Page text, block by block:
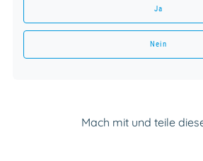
Ja
Nein
Mach mit und teile